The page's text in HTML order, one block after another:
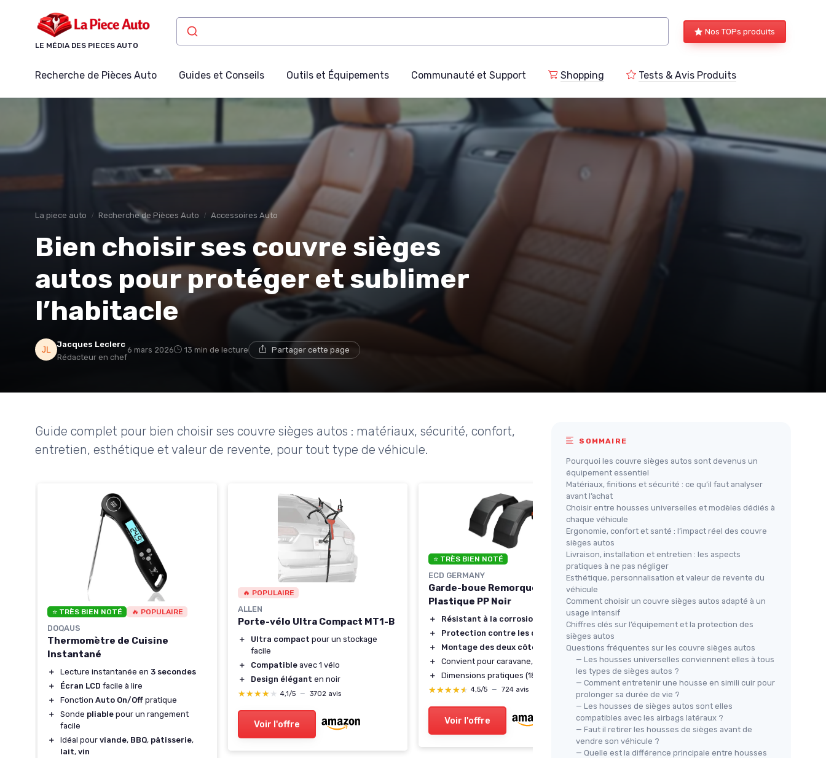
LE MÉDIA DES PIECES AUTO
Nos TOPs produits
Recherche de Pièces Auto Guides et Conseils Outils et Équipements Communauté et Support Shopping Tests & Avis Produits
La piece auto Recherche de Pièces Auto Accessoires Auto
Bien choisir ses couvre sièges
autos pour protéger et sublimer
l’habitacle
Jacques Leclerc
Rédacteur en chef
6 mars 2026 13 min de lecture Partager cette page
Guide complet pour bien choisir ses couvre sièges autos : matériaux, sécurité, confort,
entretien, esthétique et valeur de revente, pour tout type de véhicule.
⭐ TRÈS BIEN NOTÉ 🔥 POPULAIRE
DOQAUS
Thermomètre de Cuisine
Instantané
＋ Lecture instantanée en 3 secondes
＋
Écran LCD facile à lire
＋
Fonction Auto On/Off pratique
＋
Sonde pliable pour un rangement
facile
＋
Idéal pour viande, BBQ, pâtisserie,
lait, vin
🔥 POPULAIRE
ALLEN
Porte-vélo Ultra Compact MT1-B
＋ Ultra compact pour un stockage
facile
＋
Compatible avec 1 vélo
＋
Design élégant en noir
★★★★★
★★★★★ 4,1/5 — 3702 avis
Voir l'offre
⭐ TRÈS BIEN NOTÉ
ECD GERMANY
Garde-boue Remorque 10 pouces
Plastique PP Noir
＋
Résistant à la corrosion
＋
Protection contre les chocs
＋
Montage des deux côtés
＋
Convient pour caravane, auto, voiture
＋
Dimensions pratiques (180/605 mm)
★★★★★
★★★★★ 4,5/5 — 724 avis
Voir l'offre
⭐ TRÈS BIEN NOTÉ
ECD GERMANY
＋ Protectionefficace des roues
＋ Matériauen plastique PP durable
★★★★★
★★★★★ 4,5/5 — 724 avis
Voir l'offre
SOMMAIRE
Pourquoi les couvre sièges autos sont devenus un
équipement essentiel
Matériaux, finitions et sécurité : ce qu’il faut analyser
avant l’achat
Choisir entre housses universelles et modèles dédiés à
chaque véhicule
Ergonomie, confort et santé : l’impact réel des couvre
sièges autos
Livraison, installation et entretien : les aspects
pratiques à ne pas négliger
Esthétique, personnalisation et valeur de revente du
véhicule
Comment choisir un couvre sièges autos adapté à un
usage intensif
Chiffres clés sur l’équipement et la protection des
sièges autos
Questions fréquentes sur les couvre sièges autos
— Les housses universelles conviennent elles à tous
les types de sièges autos ?
— Comment entretenir une housse en simili cuir pour
prolonger sa durée de vie ?
— Les housses de sièges autos sont elles
compatibles avec les airbags latéraux ?
— Faut il retirer les housses de sièges avant de
vendre son véhicule ?
— Quelle est la différence principale entre housses